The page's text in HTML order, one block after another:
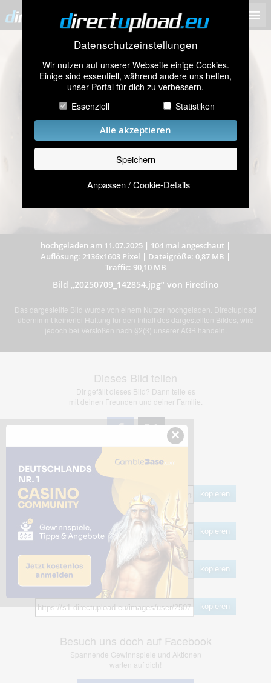
Datenschutzeinstellungen
Wir nutzen auf unserer Webseite einige Cookies.
Einige sind essentiell, während andere uns helfen,
unser Portal für dich zu verbessern.
Essenziell
Statistiken
Alle akzeptieren
Speichern
Anpassen / Cookie-Details
hochgeladen am 11.07.2025 | 104 mal angeschaut |
Auflösung: 2136x1603 Pixel | Dateigröße: 0,87 MB |
Traffic: 90,10 MB
Bild „20250709_142854.jpg” von Firedino
Das dargestellte Bild wurde von einem Nutzer hochgeladen. Directupload
übernimmt keinerlei Haftung für den Inhalt des dargestellten Bildes, wird
jedoch bei Verstößen nach §2(3) unserer AGB handeln.
Dieses Bild teilen
Dir gefällt dieses Bild? Dann teile es
mit deinen Freunden und deiner Familie.
Share Links
kopieren
HTML
kopieren
BB Code
kopieren
kopieren
Besuch uns doch auf Facebook
Spannende Gewinnspiele und Aktionen
warten auf dich!
×